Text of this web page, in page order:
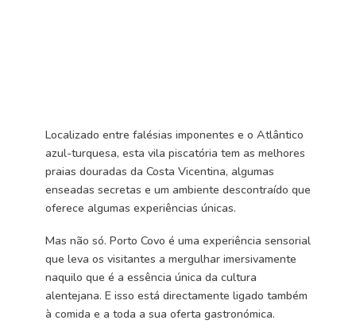
Localizado entre falésias imponentes e o Atlântico
azul-turquesa, esta vila piscatória tem as melhores
praias douradas da Costa Vicentina, algumas
enseadas secretas e um ambiente descontraído que
oferece algumas experiências únicas.
Mas não só. Porto Covo é uma experiência sensorial
que leva os visitantes a mergulhar imersivamente
naquilo que é a essência única da cultura
alentejana. E isso está directamente ligado também
à comida e a toda a sua oferta gastronómica.